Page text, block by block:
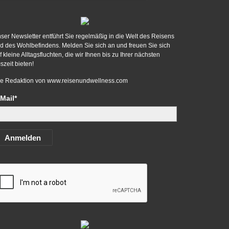
Newsletter entführt Sie regelmäßig in die Welt des Reisens
des Wohlbefindens. Melden Sie sich an und freuen Sie sich
kleine Alltagsfluchten, die wir Ihnen bis zu Ihrer nächsten
bieten!
Redaktion von www.reisenundwellness.com
Anmelden